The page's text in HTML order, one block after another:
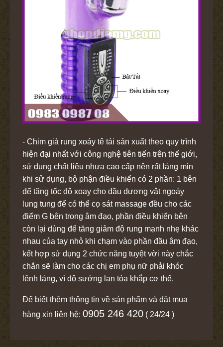
- Chim giả rung xoáy tê tái sản xuất theo quy trình
hiện đại nhất với công nghệ tiên tiến trên thế giới,
sử dụng chất liệu nhựa cao cấp nên rất láng mịn
khi sử dụng, bộ phận điều khiển có 2 phần: 1 bên
để tăng tốc độ xoay cho đầu dương vật ngoáy
lung tung để có thể cọ sát massage đều cho các
điểm G bên trong âm đạo, phần điều khiển bên
còn lại dùng để tăng giảm độ rung mạnh nhẹ khác
nhau của tay nhỏ khi chạm vào phần đầu âm đạo,
kết hợp sử dụng 2 chức năng tuyệt vời này chắc
chắn sẽ làm cho các chị em phụ nữ phải khóc
lênh láng, vì độ sướng lan tỏa khắp cơ thể.
Để biết thêm thông tin về sản phẩm và đặt mua
hàng xin liên hệ: 0905 246 420 ( 24/24 )